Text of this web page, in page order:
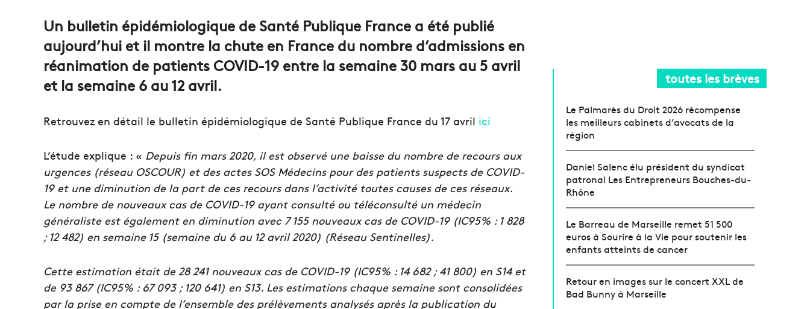
Un bulletin épidémiologique de Santé Publique France a été publié
aujourd’hui et il montre la chute en France du nombre d’admissions en
réanimation de patients COVID-19 entre la semaine 30 mars au 5 avril
et la semaine 6 au 12 avril.
Retrouvez en détail le bulletin épidémiologique de Santé Publique France du 17 avril ici
L’étude explique : « Depuis fin mars 2020, il est observé une baisse du nombre de recours aux
urgences (réseau OSCOUR) et des actes SOS Médecins pour des patients suspects de COVID-
19 et une diminution de la part de ces recours dans l’activité toutes causes de ces réseaux.
Le nombre de nouveaux cas de COVID-19 ayant consulté ou téléconsulté un médecin
généraliste est également en diminution avec 7 155 nouveaux cas de COVID-19 (IC95% : 1 828
; 12 482) en semaine 15 (semaine du 6 au 12 avril 2020) (Réseau Sentinelles).
Cette estimation était de 28 241 nouveaux cas de COVID-19 (IC95% : 14 682 ; 41 800) en S14 et
de 93 867 (IC95% : 67 093 ; 120 641) en S13. Les estimations chaque semaine sont consolidées
par la prise en compte de l’ensemble des prélèvements analysés après la publication du
toutes les brèves
Le Palmarès du Droit 2026 récompense
les meilleurs cabinets d’avocats de la
région
Daniel Salenc élu président du syndicat
patronal Les Entrepreneurs Bouches-du-
Rhône
Le Barreau de Marseille remet 51 500
euros à Sourire à la Vie pour soutenir les
enfants atteints de cancer
Retour en images sur le concert XXL de
Bad Bunny à Marseille